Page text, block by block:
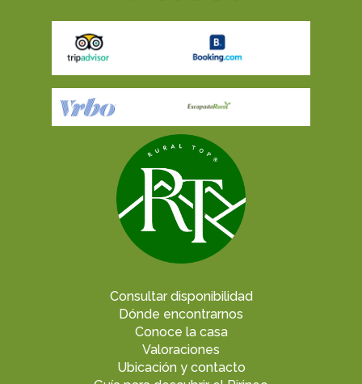
Consultar disponibilidad
Dónde encontrarnos
Conoce la casa
Valoraciones
Ubicación y contacto